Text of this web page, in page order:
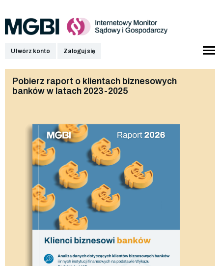
Utwórz konto Zaloguj się
Pobierz raport o klientach biznesowych
banków w latach 2023-2025